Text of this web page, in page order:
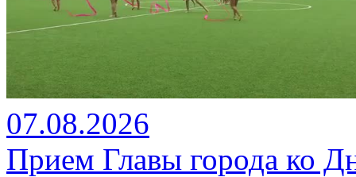
07.08.2026
Прием Главы города ко